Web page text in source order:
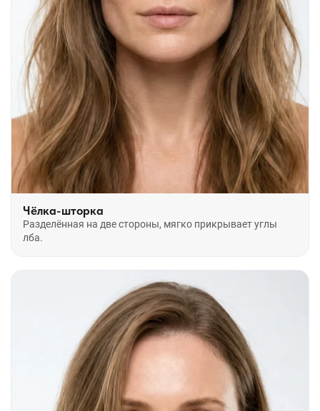
Чёлка-шторка
Разделённая на две стороны, мягко прикрывает углы
лба.